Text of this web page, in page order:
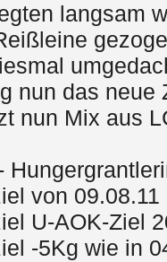
langsam
nun das neue
nun Mix aus
von 09.08.11
U-AOK-Ziel
-5Kg wie in